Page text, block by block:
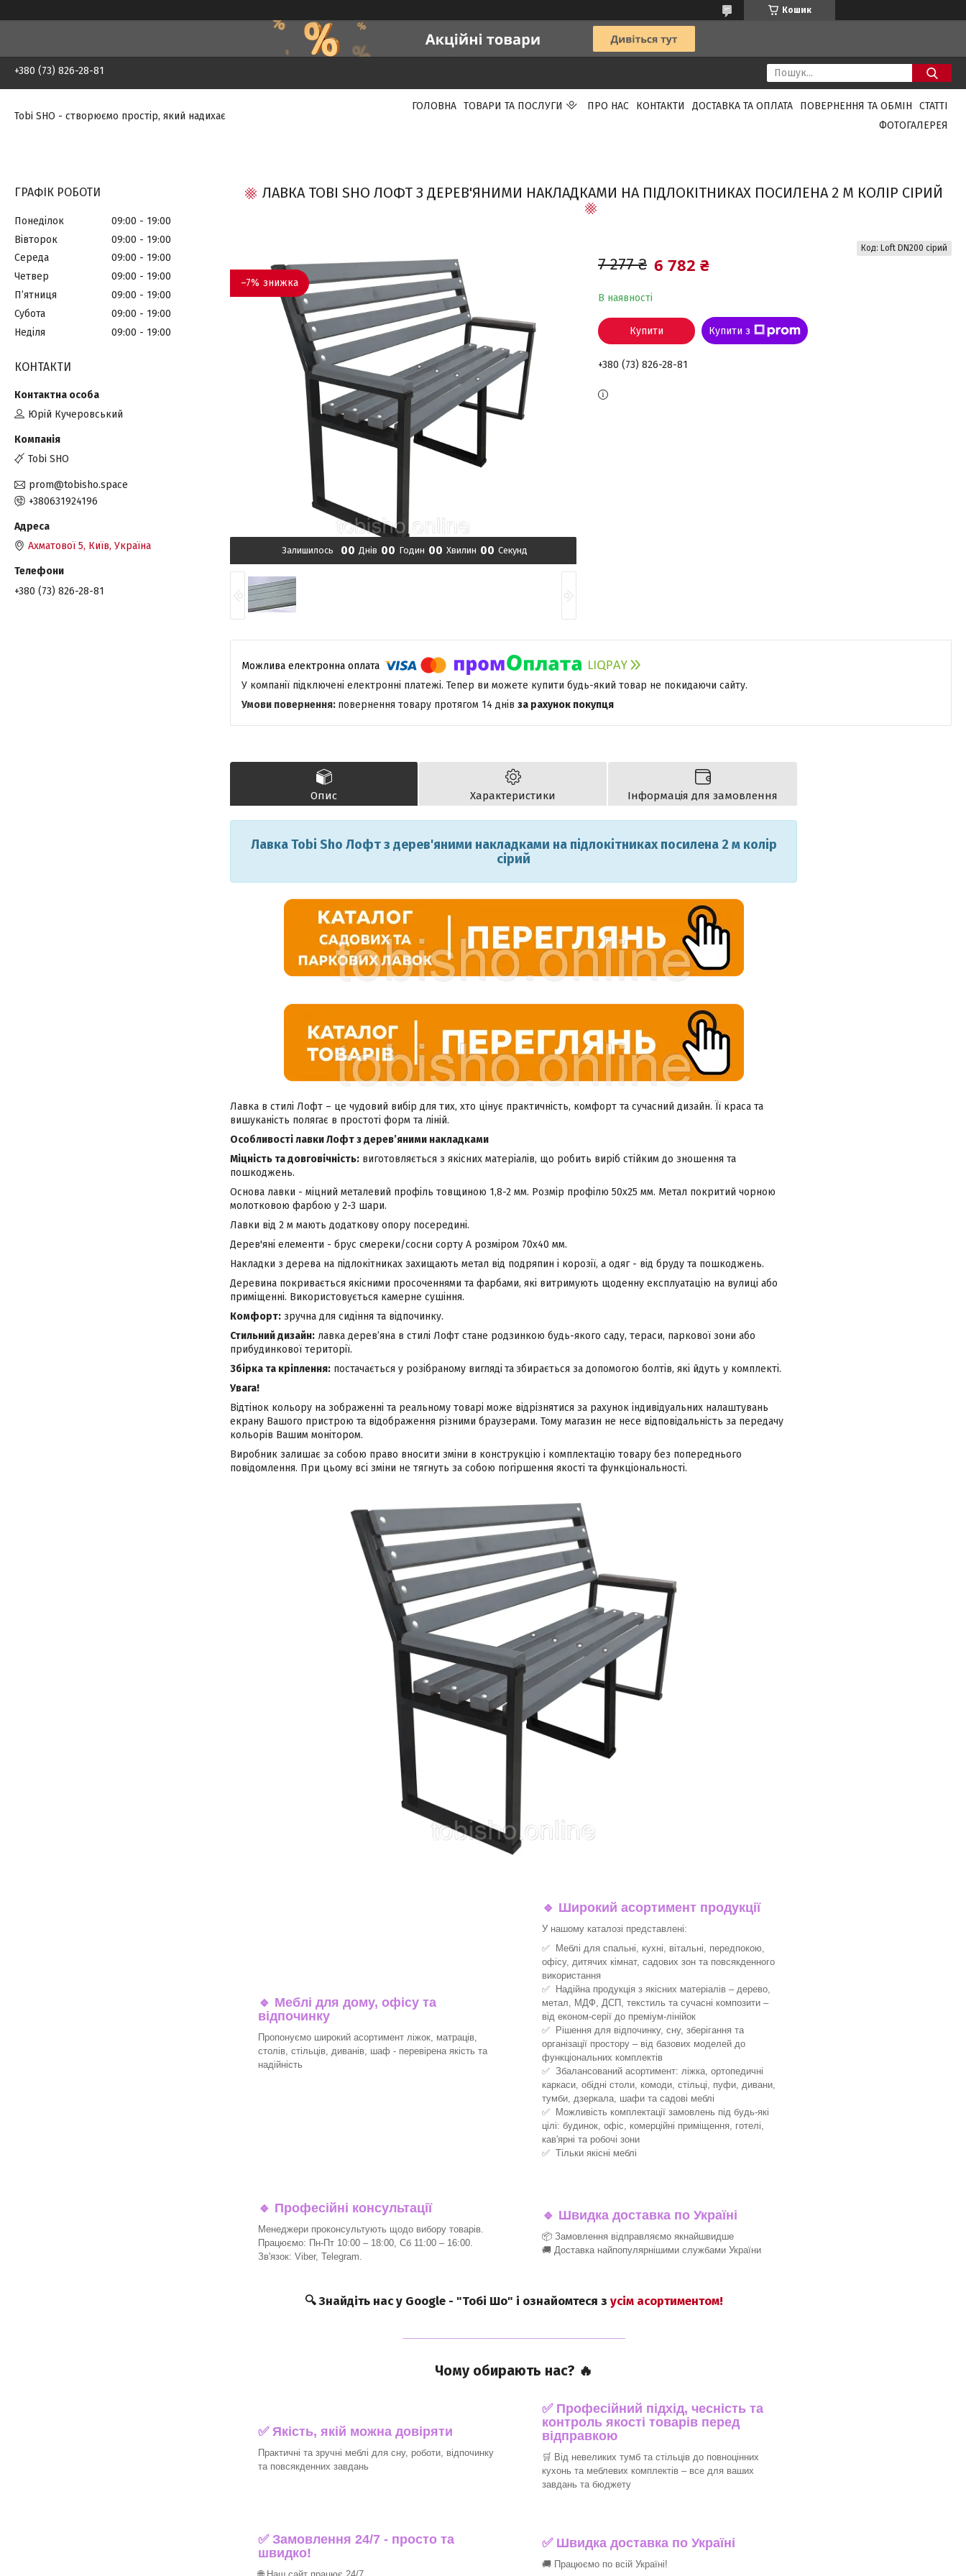
Кошик
+380 (73) 826-28-81
Tobi SHO - створюємо простір, який надихає
ГОЛОВНА ТОВАРИ ТА ПОСЛУГИ ПРО НАС КОНТАКТИ ДОСТАВКА ТА ОПЛАТА ПОВЕРНЕННЯ ТА ОБМІН
СТАТТІ
ФОТОГАЛЕРЕЯ
ЛАВКА TOBI SHO ЛОФТ З ДЕРЕВ'ЯНИМИ НАКЛАДКАМИ НА ПІДЛОКІТНИКАХ ПОСИЛЕНА 2 М КОЛІР СІРИЙ
–7%
Залишилось 00 Днів 00 Годин 00 Хвилин 00 Секунд
7 277 ₴ 6 782 ₴
В наявності
Код: Loft DN200 сірий
Купити Купити з
+380 (73) 826-28-81
У компанії підключені електронні платежі. Тепер ви можете купити будь-який товар не покидаючи сайту.
повернення товару протягом 14 днів за рахунок покупця
Опис Характеристики Інформація для замовлення
Лавка Tobi Sho Лофт з дерев'яними накладками на підлокітниках посилена 2 м колір
сірий
Лавка в стилі Лофт – це чудовий вибір для тих, хто цінує практичність, комфорт та сучасний дизайн. Її краса та
вишуканість полягає в простоті форм та ліній.
Особливості лавки Лофт з дерев’яними накладками
Міцність та довговічність: виготовляється з якісних матеріалів, що робить виріб стійким до зношення та
пошкоджень.
Основа лавки - міцний металевий профіль товщиною 1,8-2 мм. Розмір профілю 50х25 мм. Метал покритий чорною
молотковою фарбою у 2-3 шари.
Лавки від 2 м мають додаткову опору посередині.
Дерев'яні елементи - брус смереки/сосни сорту А розміром 70х40 мм.
Накладки з дерева на підлокітниках захищають метал від подряпин і корозії, а одяг - від бруду та пошкоджень.
Деревина покривається якісними просоченнями та фарбами, які витримують щоденну експлуатацію на вулиці або
приміщенні. Використовується камерне сушіння.
Комфорт: зручна для сидіння та відпочинку.
Стильний дизайн: лавка дерев’яна в стилі Лофт стане родзинкою будь-якого саду, тераси, паркової зони або
прибудинкової території.
Збірка та кріплення: постачається у розібраному вигляді тазбирається за допомогою болтів, які йдуть у комплекті.
Увага!
Відтінок кольору на зображенні та реальному товарі може відрізнятися за рахунок індивідуальних налаштувань
екрану Вашого пристрою та відображення різними браузерами. Тому магазин не несе відповідальність за передачу
кольорів Вашим монітором.
Виробник залишає за собою право вносити зміни в конструкцію і комплектацію товару без попереднього
повідомлення. При цьому всі зміни не тягнуть за собою погіршення якості та функціональності.
🔹 Меблі для дому, офісу та
відпочинку
Пропонуємо широкий асортимент ліжок, матраців,
столів, стільців, диванів, шаф - перевірена якість та
надійність
🔹 Широкий асортимент продукції
У нашому каталозі представлені:
✅ Меблі для спальні, кухні, вітальні, передпокою,
офісу, дитячих кімнат, садових зон та повсякденного
використання
✅ Надійна продукція з якісних матеріалів – дерево,
метал, МДФ, ДСП, текстиль та сучасні композити –
від економ-серії до преміум-лінійок
✅ Рішення для відпочинку, сну, зберігання та
організації простору – від базових моделей до
функціональних комплектів
✅ Збалансований асортимент: ліжка, ортопедичні
каркаси, обідні столи, комоди, стільці, пуфи, дивани,
тумби, дзеркала, шафи та садові меблі
✅ Можливість комплектації замовлень під будь-які
цілі: будинок, офіс, комерційні приміщення, готелі,
кав'ярні та робочі зони
✅ Тільки якісні меблі
🔹 Професійні консультації
Менеджери проконсультують щодо вибору товарів.
Працюємо: Пн-Пт 10:00 – 18:00, Сб 11:00 – 16:00.
Зв'язок: Viber, Telegram.
🔹 Швидка доставка по Україні
📦 Замовлення відправляємо якнайшвидше
🚚 Доставка найпопулярнішими службами України
🔍 Знайдіть нас у Google - "Тобі Шо" і ознайомтеся з усім асортиментом!
Чому обирають нас? 🔥
✅ Якість, якій можна довіряти
Практичні та зручні меблі для сну, роботи, відпочинку
та повсякденних завдань
✅ Професійний підхід, чесність та
контроль якості товарів перед
відправкою
🛒 Від невеликих тумб та стільців до повноцінних
кухонь та меблевих комплектів – все для ваших
завдань та бюджету
✅ Замовлення 24/7 - просто та
швидко!
✅ Швидка доставка по Україні
🚚 Працюємо по всій Україні!
ГРАФІК РОБОТИ
Понеділок 09:00
19:00
Вівторок
09:00
19:00
Середа
09:00
19:00
Четвер
09:00
19:00
Пʼятниця
09:00
19:00
Субота
09:00
19:00
Неділя
09:00 19:00
КОНТАКТИ
Юрій Кучеровський
Tobi SHO
prom@tobisho.space
+380631924196
Ахматової 5, Київ, Україна
+380 (73) 826-28-81